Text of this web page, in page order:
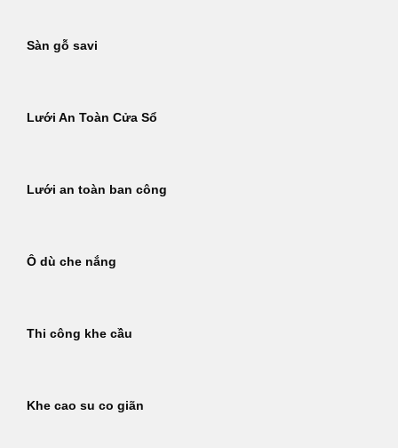
Sàn gỗ savi
Lưới An Toàn Cửa Sổ
Lưới an toàn ban công
Ô dù che nắng
Thi công khe cầu
Khe cao su co giãn